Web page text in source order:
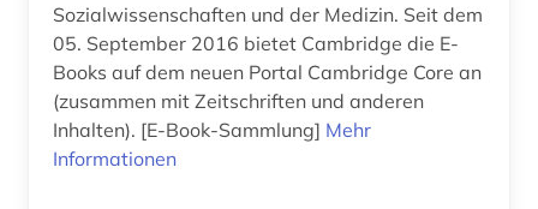
umweltwissenschaften (1)
unterichtsmedien (1)
unterricht (2)
Sozialwissenschaften und der Medizin. Seit dem
05. September 2016 bietet Cambridge die E-
Books auf dem neuen Portal Cambridge Core an
(zusammen mit Zeitschriften und anderen
Inhalten). [E-Book-Sammlung] Mehr
Informationen